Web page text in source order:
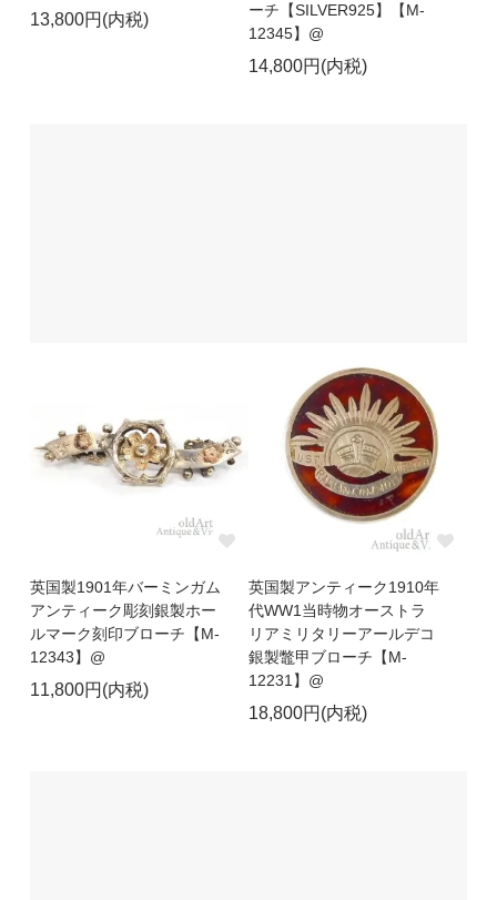
13,800円(内税)
ーチ【SILVER925】【M-
12345】@
14,800円(内税)
英国製1901年バーミンガム
アンティーク彫刻銀製ホー
ルマーク刻印ブローチ【M-
12343】@
11,800円(内税)
英国製アンティーク1910年
代WW1当時物オーストラ
リアミリタリーアールデコ
銀製鼈甲ブローチ【M-
12231】@
18,800円(内税)